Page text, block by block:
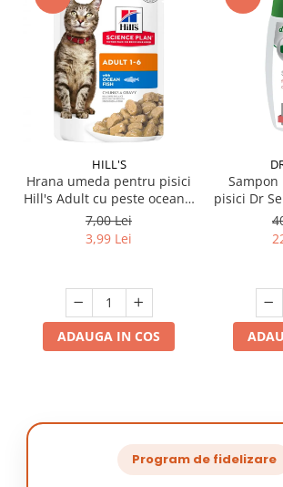
HILL'S
Hrana umeda pentru pisici
Hill's Adult cu peste oceanic
85 gr
7,00 Lei
3,99 Lei
ADAUGA IN COS
pisici Dr
Program de fidelizare